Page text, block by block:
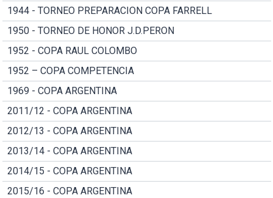
1944 - TORNEO PREPARACION COPA FARRELL
1950 - TORNEO DE HONOR J.D.PERON
1952 - COPA RAUL COLOMBO
1952 – COPA COMPETENCIA
1969 - COPA ARGENTINA
2011/12 - COPA ARGENTINA
2012/13 - COPA ARGENTINA
2013/14 - COPA ARGENTINA
2014/15 - COPA ARGENTINA
2015/16 - COPA ARGENTINA